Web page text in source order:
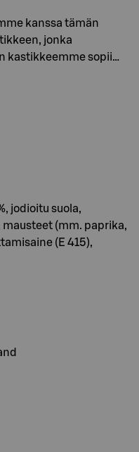
kanssa tämän
jonka
kastikkeemme sopii…
jodioitu suola,
(mm. paprika,
(E 415),